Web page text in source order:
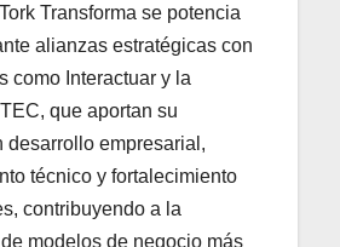
Transforma se potencia
alianzas estratégicas con
como Interactuar y la
que aportan su
desarrollo empresarial,
técnico y fortalecimiento
contribuyendo a la
modelos de negocio más